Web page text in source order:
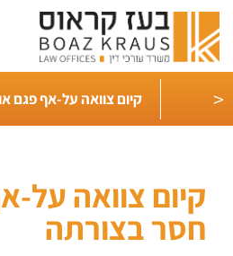
< קיום צוואה על-אף פגם
קיום צוואה על-
חסר בצורתה